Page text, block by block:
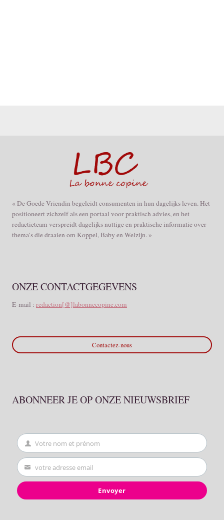
« De Goede Vriendin begeleidt consumenten in hun dagelijks leven. Het
positioneert zichzelf als een portaal voor praktisch advies, en het
redactieteam verspreidt dagelijks nuttige en praktische informatie over
thema’s die draaien om Koppel, Baby en Welzijn. »
ONZE CONTACTGEGEVENS
E-mail : redaction[@]labonnecopine.com
Contactez-nous
ABONNEER JE OP ONZE NIEUWSBRIEF
First
Name
Votre nom et prénom
Your
email
votre adresse email
Envoyer